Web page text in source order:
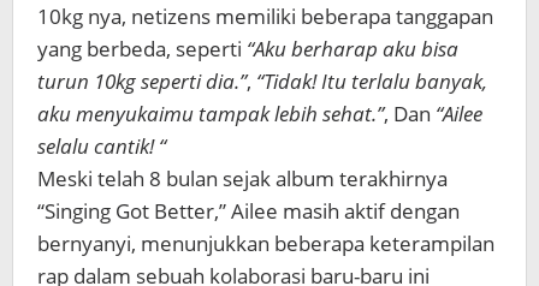
10kg nya, netizens memiliki beberapa tanggapan
yang berbeda, seperti “Aku berharap aku bisa
turun 10kg seperti dia.”, “Tidak! Itu terlalu banyak,
aku menyukaimu tampak lebih sehat.”, Dan “Ailee
selalu cantik! “
Meski telah 8 bulan sejak album terakhirnya
“Singing Got Better,” Ailee masih aktif dengan
bernyanyi, menunjukkan beberapa keterampilan
rap dalam sebuah kolaborasi baru-baru ini